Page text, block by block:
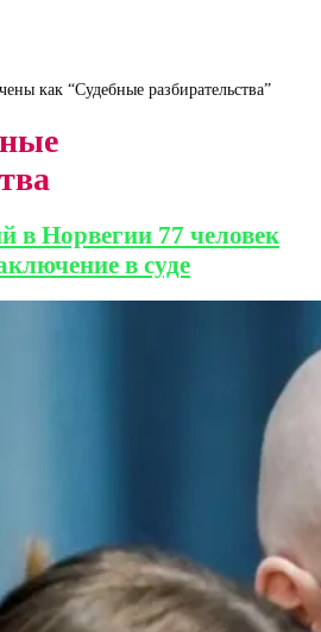
как “Судебные разбирательства”
Норвегии 77 человек
в суде